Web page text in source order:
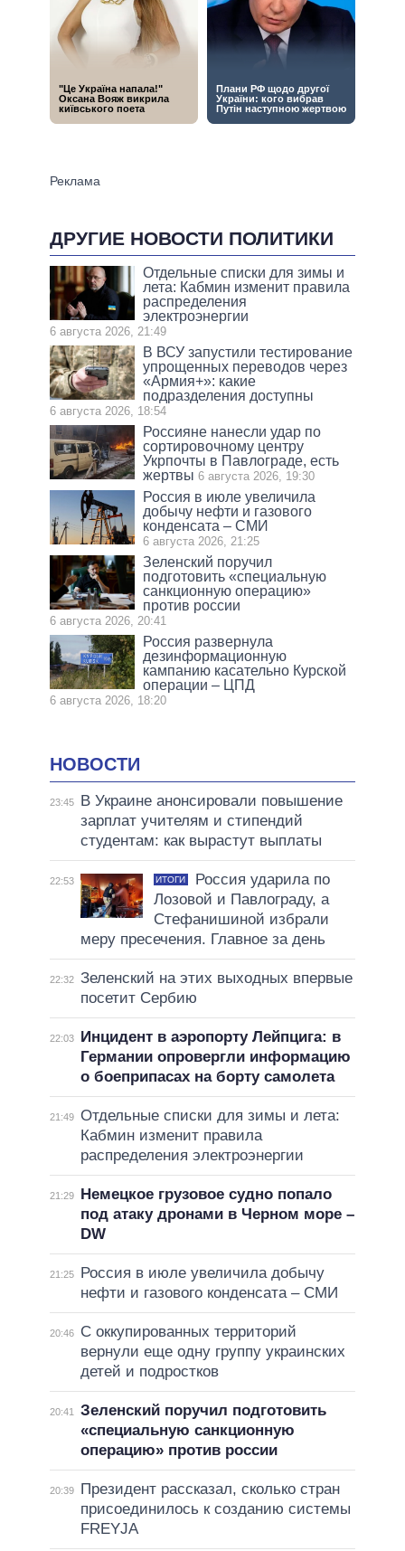
ДРУГИЕ НОВОСТИ ПОЛИТИКИ
Отдельные списки для зимы и
лета: Кабмин изменит правила
распределения
электроэнергии
6 августа 2026, 21:49
В ВСУ запустили тестирование
упрощенных переводов через
«Армия+»: какие
подразделения доступны
6 августа 2026, 18:54
Россияне нанесли удар по
сортировочному центру
Укрпочты в Павлограде, есть
жертвы 6 августа 2026, 19:30
Россия в июле увеличила
добычу нефти и газового
конденсата – СМИ
6 августа 2026, 21:25
Зеленский поручил
подготовить «специальную
санкционную операцию»
против россии
6 августа 2026, 20:41
Россия развернула
дезинформационную
кампанию касательно Курской
операции – ЦПД
6 августа 2026, 18:20
НОВОСТИ
23:45
В Украине анонсировали повышение
зарплат учителям и стипендий
студентам: как вырастут выплаты
22:53 ИТОГИ
Россия ударила по
Лозовой и Павлограду, а
Стефанишиной избрали
меру пресечения. Главное за день
22:32 Зеленский на этих выходных впервые
посетит Сербию
22:03
Инцидент в аэропорту Лейпцига: в
Германии опровергли информацию
о боеприпасах на борту самолета
21:49 Отдельные списки для зимы и лета:
Кабмин изменит правила
распределения электроэнергии
21:29
Немецкое грузовое судно попало
под атаку дронами в Черном море –
DW
21:25
Россия в июле увеличила добычу
нефти и газового конденсата – СМИ
20:46
С оккупированных территорий
вернули еще одну группу украинских
детей и подростков
20:41
Зеленский поручил подготовить
«специальную санкционную
операцию» против россии
20:39
Президент рассказал, сколько стран
присоединилось к созданию системы
FREYJA